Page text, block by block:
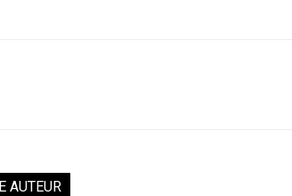
AUTEUR